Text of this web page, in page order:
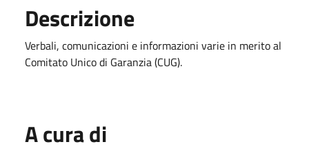
Descrizione
Verbali, comunicazioni e informazioni varie in merito al
Comitato Unico di Garanzia (CUG).
A cura di